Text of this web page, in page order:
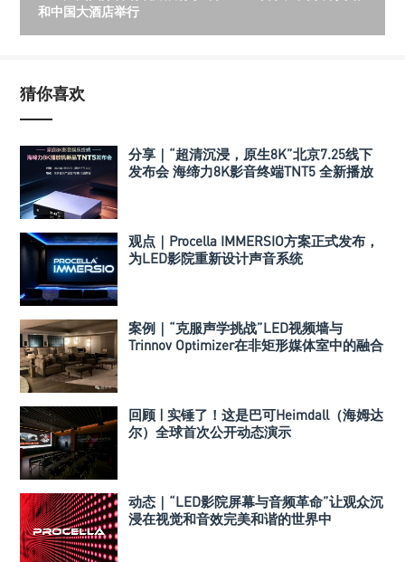
和中国大酒店举行
猜你喜欢
分享｜“超清沉浸，原生8K”北京7.25线下
发布会 海缔力8K影音终端TNT5 全新播放
观点｜Procella IMMERSIO方案正式发布，
为LED影院重新设计声音系统
案例｜“克服声学挑战”LED视频墙与
Trinnov Optimizer在非矩形媒体室中的融合
回顾 | 实锤了！这是巴可Heimdall（海姆达
尔）全球首次公开动态演示
动态｜“LED影院屏幕与音频革命”让观众沉
浸在视觉和音效完美和谐的世界中